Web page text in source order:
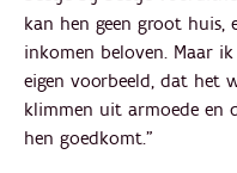
kan hen geen groot huis,
inkomen beloven. Maar
eigen voorbeeld, dat het
klimmen uit armoede
hen goedkomt."